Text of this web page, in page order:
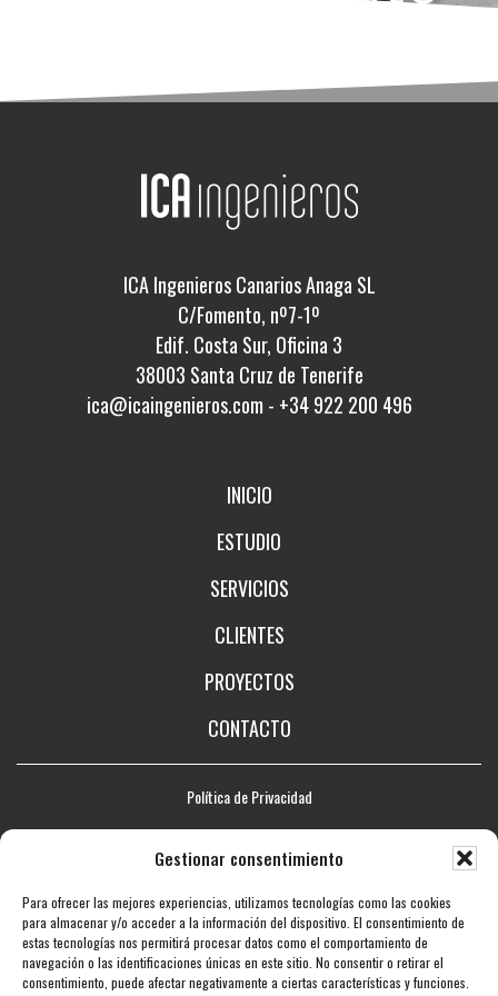
Gestionar consentimiento
Para ofrecer las mejores experiencias, utilizamos tecnologías como las cookies
para almacenar y/o acceder a la información del dispositivo. El consentimiento de
estas tecnologías nos permitirá procesar datos como el comportamiento de
navegación o las identificaciones únicas en este sitio. No consentir o retirar el
consentimiento, puede afectar negativamente a ciertas características y funciones.
ICA Ingenieros Canarios Anaga SL
C/Fomento, nº7-1º
Edif. Costa Sur, Oficina 3
38003 Santa Cruz de Tenerife
ica@icaingenieros.com - +34 922 200 496
INICIO
ESTUDIO
SERVICIOS
CLIENTES
PROYECTOS
CONTACTO
Política de Privacidad
Aviso legal
Mapa web
Accesibilidad